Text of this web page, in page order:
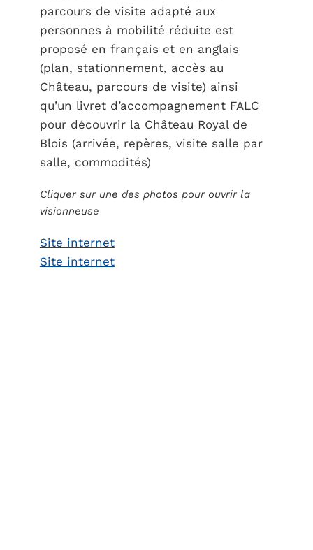
parcours de visite adapté aux
personnes à mobilité réduite est
proposé en français et en anglais
(plan, stationnement, accès au
Château, parcours de visite) ainsi
qu’un livret d’accompagnement FALC
pour découvrir la Château Royal de
Blois (arrivée, repères, visite salle par
salle, commodités)
Cliquer sur une des photos pour ouvrir la
visionneuse
Site internet
Site internet